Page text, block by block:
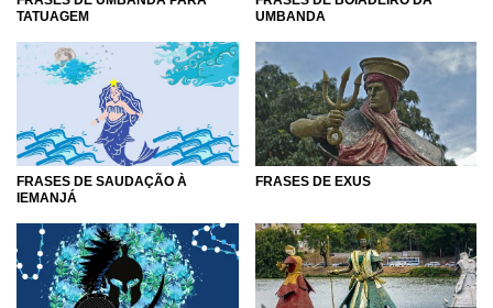
TATUAGEM
UMBANDA
FRASES DE SAUDAÇÃO À
IEMANJÁ
FRASES DE EXUS